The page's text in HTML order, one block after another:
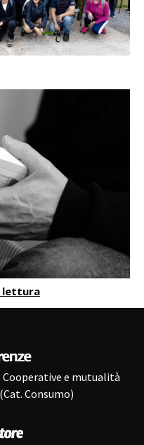
lettura
Cooperative e mutualità
Consumo)